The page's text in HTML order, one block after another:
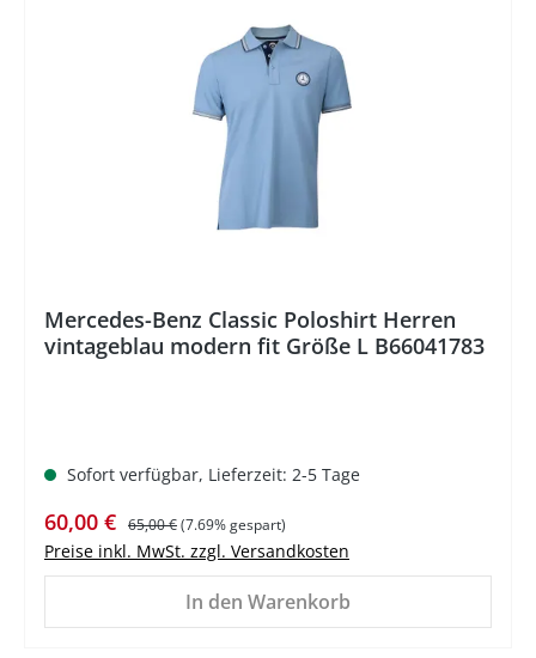
Mercedes-Benz Classic Poloshirt Herren
vintageblau modern fit Größe L B66041783
Sofort verfügbar, Lieferzeit: 2-5 Tage
Verkaufspreis:
60,00 € Regulärer Preis:
65,00 €(7.69% gespart)
Preise inkl. MwSt. zzgl. Versandkosten
In den Warenkorb